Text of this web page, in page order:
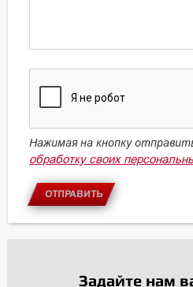
Нажимая на кнопку
обработку своих
ОТПРАВИТЬ
Задайте нам